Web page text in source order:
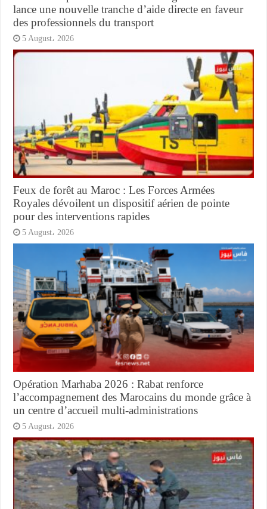
lance une nouvelle tranche d’aide directe en faveur
des professionnels du transport
5 August، 2026
Feux de forêt au Maroc : Les Forces Armées
Royales dévoilent un dispositif aérien de pointe
pour des interventions rapides
5 August، 2026
Opération Marhaba 2026 : Rabat renforce
l’accompagnement des Marocains du monde grâce à
un centre d’accueil multi-administrations
5 August، 2026